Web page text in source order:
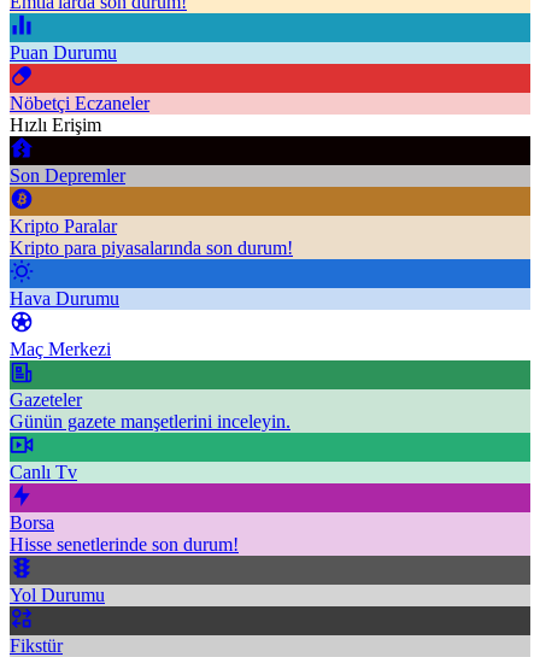
Puan Durumu
Nöbetçi Eczaneler
Hızlı Erişim
Son Depremler
Kripto Paralar
Kripto para piyasalarında son durum!
Hava Durumu
Maç Merkezi
Gazeteler
Günün gazete manşetlerini inceleyin.
Canlı Tv
Borsa
Hisse senetlerinde son durum!
Yol Durumu
Fikstür